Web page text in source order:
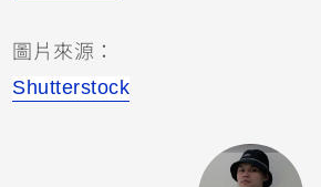
圖片來源：
Shutterstock